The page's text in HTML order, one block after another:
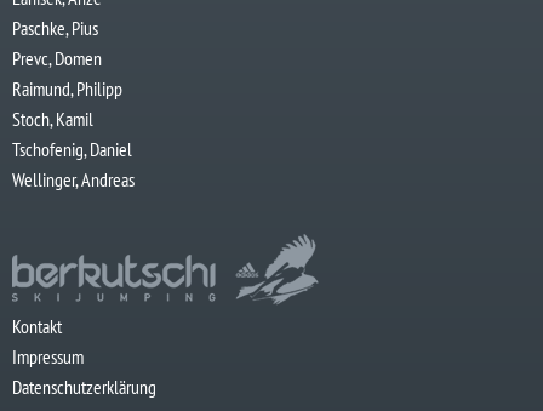
Paschke, Pius
Prevc, Domen
Raimund, Philipp
Stoch, Kamil
Tschofenig, Daniel
Wellinger, Andreas
Kontakt
Impressum
Datenschutzerklärung